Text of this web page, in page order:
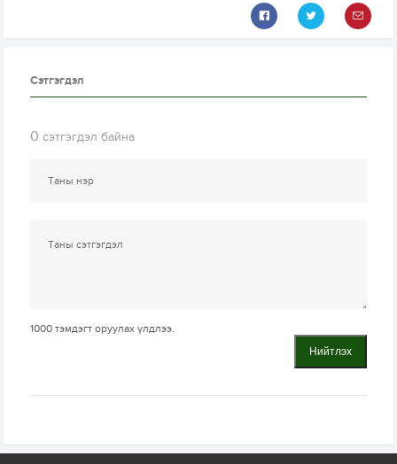
Сэтгэгдэл
0 сэтгэгдэл байна
1000 тэмдэгт оруулах үлдлээ.
Нийтлэх